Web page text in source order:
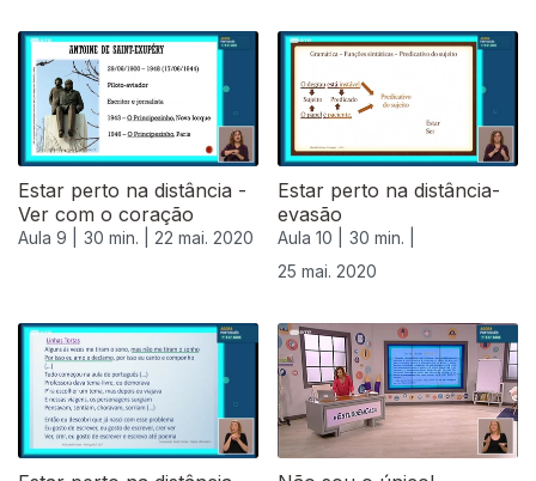
Estar perto na distância -
Ver com o coração
Aula 9 | 30 min. | 22 mai. 2020
Estar perto na distância-
evasão
Aula 10 |
30 min. |
25 mai. 2020
475519